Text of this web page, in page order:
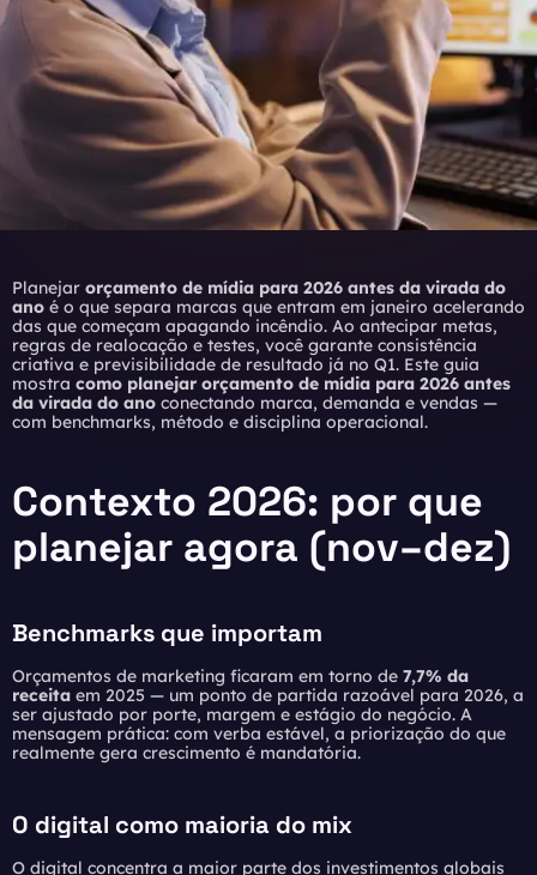
Planejar orçamento de mídia para 2026 antes da virada do
ano é o que separa marcas que entram em janeiro acelerando
das que começam apagando incêndio. Ao antecipar metas,
regras de realocação e testes, você garante consistência
criativa e previsibilidade de resultado já no Q1. Este guia
mostra como planejar orçamento de mídia para 2026 antes
da virada do ano conectando marca, demanda e vendas —
com benchmarks, método e disciplina operacional.
Contexto 2026: por que
planejar agora (nov–dez)
Benchmarks que importam
Orçamentos de marketing ficaram em torno de 7,7% da
receita em 2025 — um ponto de partida razoável para 2026, a
ser ajustado por porte, margem e estágio do negócio. A
mensagem prática: com verba estável, a priorização do que
realmente gera crescimento é mandatória.
O digital como maioria do mix
O digital concentra a maior parte dos investimentos globais